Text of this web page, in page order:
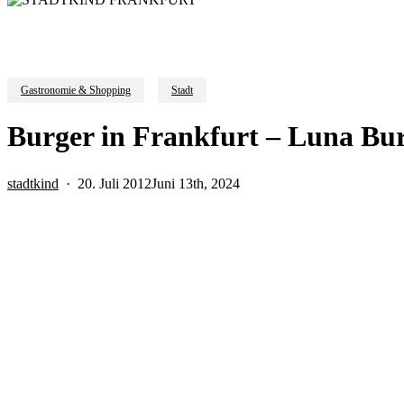
Gastronomie & Shopping Stadt
Burger in Frankfurt – Luna
stadtkind 20. Juli 2012Juni 13th, 2024